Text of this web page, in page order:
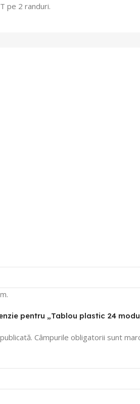
pe 2 randuri.
pentru „Tablou plastic 24
Câmpurile obligatorii sunt